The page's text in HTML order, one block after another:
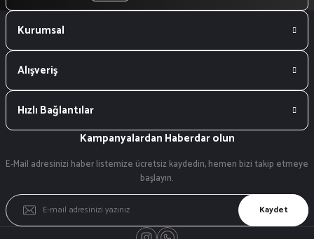
Kurumsal
Alışveriş
Hızlı Bağlantılar
Kampanyalardan Haberdar olun
E-Mail adresinizi haber listemize ücretsiz kaydedin, hemen bizi takip etmeye
başlayın.
Kaydet